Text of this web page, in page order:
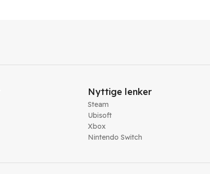
Nyttige lenker
Steam
Ubisoft
Xbox
Nintendo Switch